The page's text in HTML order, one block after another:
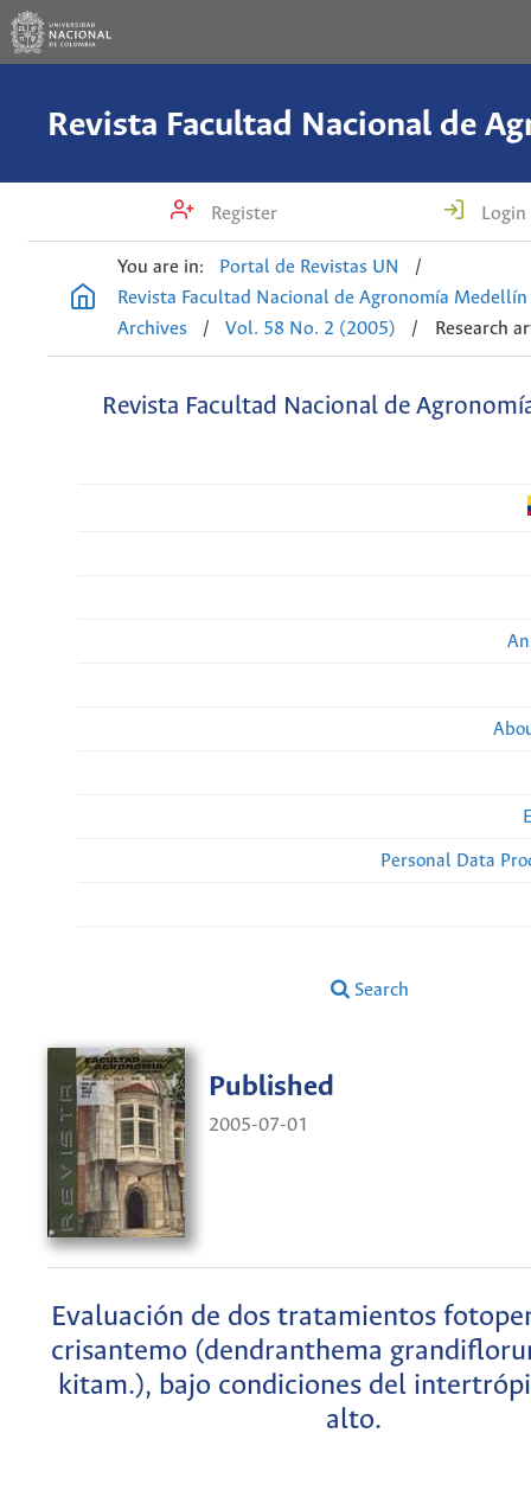
Register Login
You are in: Portal de Revistas UN
/
Revista Facultad Nacional de Agronomía Medellín
Archives
/ Vol. 58 No. 2 (2005) / Research
Revista Facultad Nacional de
Personal Data
Search
Published
2005-07-01
Evaluación de dos tratamientos
crisantemo (dendranthema
kitam.), bajo condiciones del
alto.